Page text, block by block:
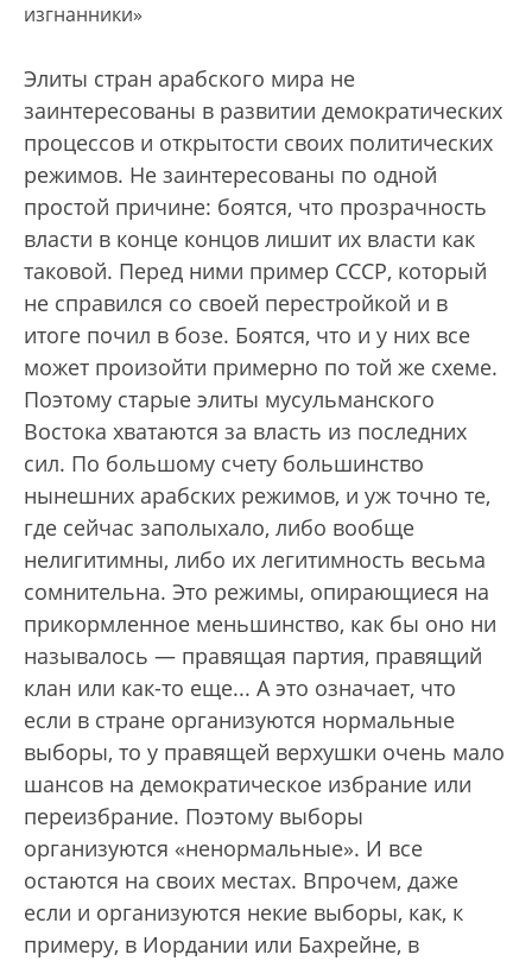
изгнанники»
Элиты стран арабского мира не
заинтересованы в развитии демократических
процессов и открытости своих политических
режимов. Не заинтересованы по одной
простой причине: боятся, что прозрачность
власти в конце концов лишит их власти как
таковой. Перед ними пример СССР, который
не справился со своей перестройкой и в
итоге почил в бозе. Боятся, что и у них все
может произойти примерно по той же схеме.
Поэтому старые элиты мусульманского
Востока хватаются за власть из последних
сил. По большому счету большинство
нынешних арабских режимов, и уж точно те,
где сейчас заполыхало, либо вообще
нелигитимны, либо их легитимность весьма
сомнительна. Это режимы, опирающиеся на
прикормленное меньшинство, как бы оно ни
называлось — правящая партия, правящий
клан или как-то еще... А это означает, что
если в стране организуются нормальные
выборы, то у правящей верхушки очень мало
шансов на демократическое избрание или
переизбрание. Поэтому выборы
организуются «ненормальные». И все
остаются на своих местах. Впрочем, даже
если и организуются некие выборы, как, к
примеру, в Иордании или Бахрейне, в